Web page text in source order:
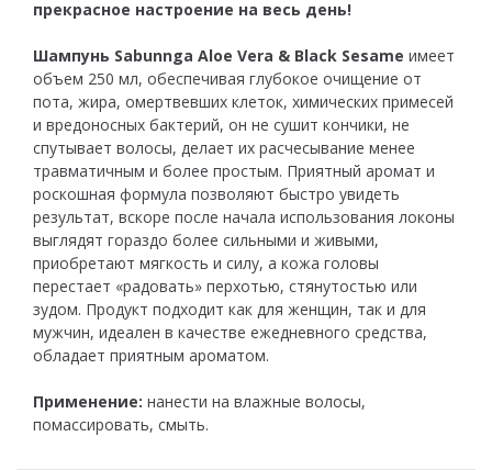
прекрасное настроение на весь день!
Шампунь Sabunnga Aloe Vera & Black Sesame имеет
объем 250 мл, обеспечивая глубокое очищение от
пота, жира, омертвевших клеток, химических примесей
и вредоносных бактерий, он не сушит кончики, не
спутывает волосы, делает их расчесывание менее
травматичным и более простым. Приятный аромат и
роскошная формула позволяют быстро увидеть
результат, вскоре после начала использования локоны
выглядят гораздо более сильными и живыми,
приобретают мягкость и силу, а кожа головы
перестает «радовать» перхотью, стянутостью или
зудом. Продукт подходит как для женщин, так и для
мужчин, идеален в качестве ежедневного средства,
обладает приятным ароматом.
Применение: нанести на влажные волосы,
помассировать, смыть.